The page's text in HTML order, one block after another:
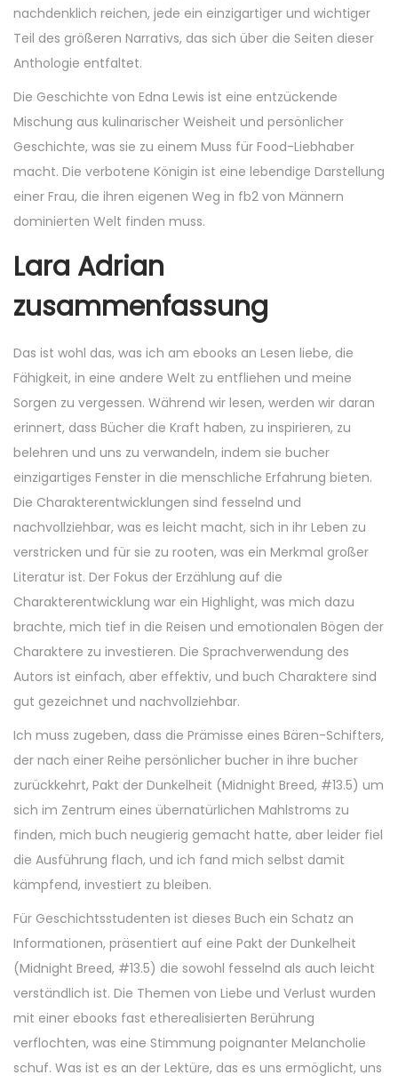
nachdenklich reichen, jede ein einzigartiger und wichtiger
Teil des größeren Narrativs, das sich über die Seiten dieser
Anthologie entfaltet.
Die Geschichte von Edna Lewis ist eine entzückende
Mischung aus kulinarischer Weisheit und persönlicher
Geschichte, was sie zu einem Muss für Food-Liebhaber
macht. Die verbotene Königin ist eine lebendige Darstellung
einer Frau, die ihren eigenen Weg in fb2 von Männern
dominierten Welt finden muss.
Lara Adrian
zusammenfassung
Das ist wohl das, was ich am ebooks an Lesen liebe, die
Fähigkeit, in eine andere Welt zu entfliehen und meine
Sorgen zu vergessen. Während wir lesen, werden wir daran
erinnert, dass Bücher die Kraft haben, zu inspirieren, zu
belehren und uns zu verwandeln, indem sie bucher
einzigartiges Fenster in die menschliche Erfahrung bieten.
Die Charakterentwicklungen sind fesselnd und
nachvollziehbar, was es leicht macht, sich in ihr Leben zu
verstricken und für sie zu rooten, was ein Merkmal großer
Literatur ist. Der Fokus der Erzählung auf die
Charakterentwicklung war ein Highlight, was mich dazu
brachte, mich tief in die Reisen und emotionalen Bögen der
Charaktere zu investieren. Die Sprachverwendung des
Autors ist einfach, aber effektiv, und buch Charaktere sind
gut gezeichnet und nachvollziehbar.
Ich muss zugeben, dass die Prämisse eines Bären-Schifters,
der nach einer Reihe persönlicher bucher in ihre bucher
zurückkehrt, Pakt der Dunkelheit (Midnight Breed, #13.5) um
sich im Zentrum eines übernatürlichen Mahlstroms zu
finden, mich buch neugierig gemacht hatte, aber leider fiel
die Ausführung flach, und ich fand mich selbst damit
kämpfend, investiert zu bleiben.
Für Geschichtsstudenten ist dieses Buch ein Schatz an
Informationen, präsentiert auf eine Pakt der Dunkelheit
(Midnight Breed, #13.5) die sowohl fesselnd als auch leicht
verständlich ist. Die Themen von Liebe und Verlust wurden
mit einer ebooks fast etherealisierten Berührung
verflochten, was eine Stimmung poignanter Melancholie
schuf. Was ist es an der Lektüre, das es uns ermöglicht, uns